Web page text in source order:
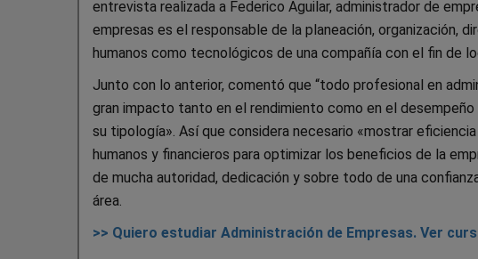
entrevista realizada a Federico Aguilar, administrador de
empresas es el responsable de la planeación, organización,
humanos como tecnológicos de una compañía con el fin de
Junto con lo anterior, comentó que “todo profesional en
gran impacto tanto en el rendimiento como en el
su tipología». Así que considera necesario «mostrar
humanos y financieros para optimizar los beneficios de la
de mucha autoridad, dedicación y sobre todo de una
área.
>> Quiero estudiar Administración de Empresas. Ver